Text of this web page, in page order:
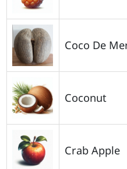
Coco De
Coconut
Crab Apple